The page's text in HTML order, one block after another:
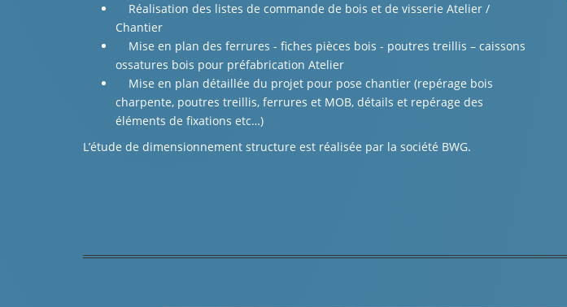
Réalisation des listes de commande de bois et de visserie Atelier /
Chantier
Mise en plan des ferrures - fiches pièces bois - poutres treillis – caissons
ossatures bois pour préfabrication Atelier
Mise en plan détaillée du projet pour pose chantier (repérage bois
charpente, poutres treillis, ferrures et MOB, détails et repérage des
éléments de fixations etc…)
L’étude de dimensionnement structure est réalisée par la société BWG.